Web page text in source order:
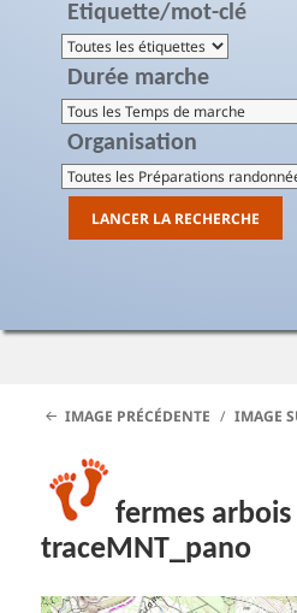
Etiquette/mot-clé
Durée marche
Organisation
IMAGE PRÉCÉDENTE IMAGE
fermes
traceMNT_pano